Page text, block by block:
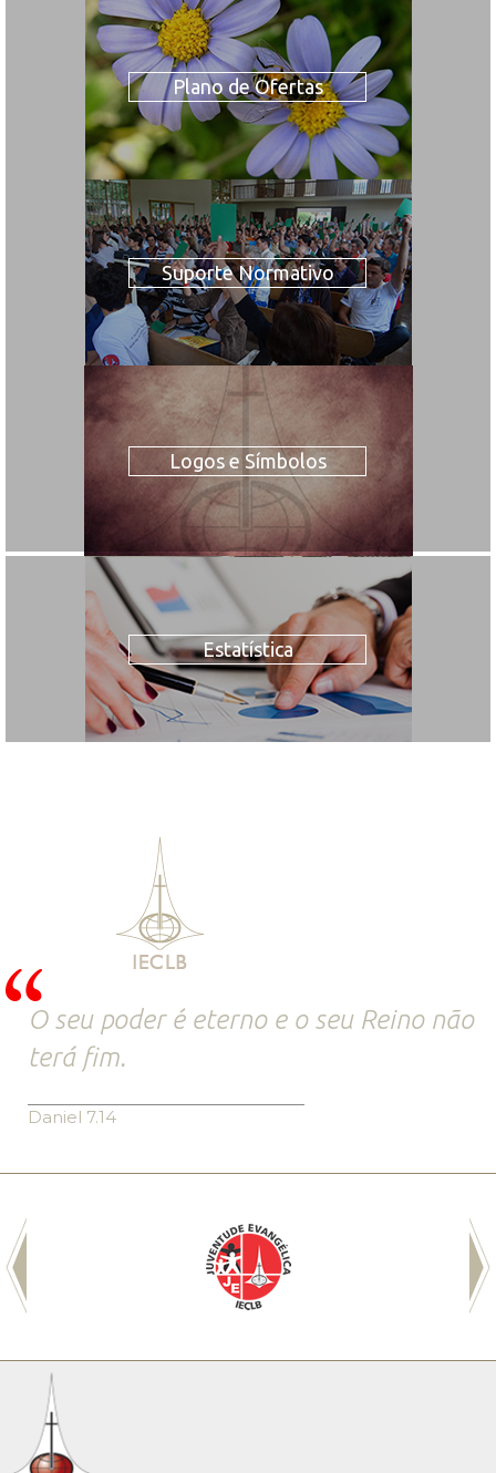
Plano de Ofertas
Suporte Normativo
Logos e Símbolos
Estatística
O seu poder é eterno e o seu Reino não
terá fim.
Daniel 7.14